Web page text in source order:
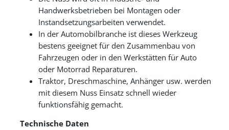
Handwerksbetrieben bei Montagen oder
Instandsetzungsarbeiten verwendet.
In der Automobilbranche ist dieses Werkzeug
bestens geeignet für den Zusammenbau von
Fahrzeugen oder in den Werkstätten für Auto
oder Motorrad Reparaturen.
Traktor, Dreschmaschine, Anhänger usw. werden
mit diesem Nuss Einsatz schnell wieder
funktionsfähig gemacht.
Technische Daten